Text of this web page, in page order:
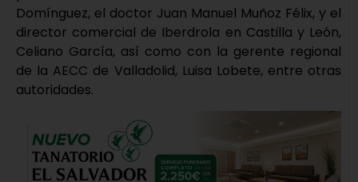
Domínguez, el doctor Juan Manuel Muñoz Félix, y el
director comercial de Iberdrola en Castilla y León,
Celiano García, así como con la gerente regional
de la AECC de Valladolid, Luisa Lobete, entre otras
autoridades.